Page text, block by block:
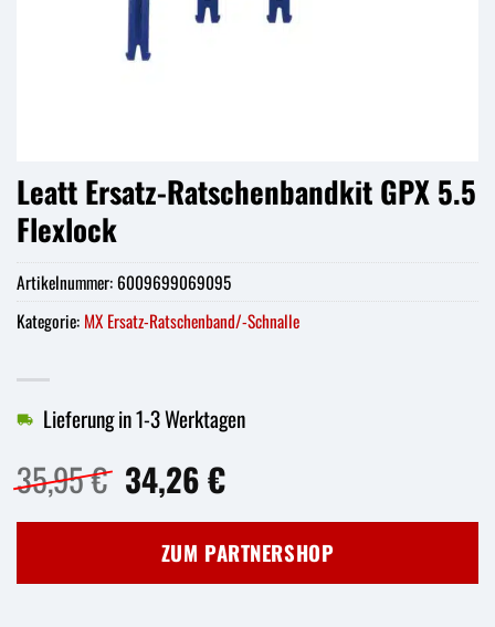
Leatt Ersatz-Ratschenbandkit GPX 5.5
Flexlock
35,95€ Ursprünglicher
Preis
war:
35,95 €
34,26€Aktueller
ist:
34,26 €.
Lieferung in 1-3 Werktagen
ZUM PARTNERSHOP
Artikelnummer:6009699069095
Kategorie: MX Ersatz-Ratschenband/-Schnalle